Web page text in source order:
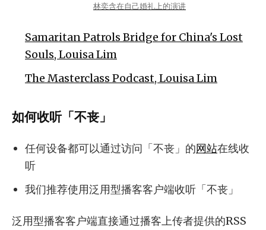
林奕含在自己婚礼上的演讲
Samaritan Patrols Bridge for China's Lost
Souls, Louisa Lim
The Masterclass Podcast, Louisa Lim
如何收听「不丧」
任何设备都可以通过访问「不丧」的网站在线收
听
我们推荐使用泛用型播客客户端收听「不丧」
泛用型播客客户端直接通过播客上传者提供的RSS